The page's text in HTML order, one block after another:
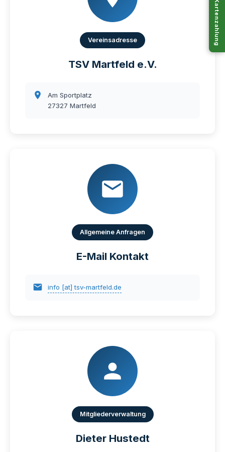
Vereinsadresse
TSV Martfeld e.V.
Am Sportplatz
27327 Martfeld
Allgemeine Anfragen
E-Mail Kontakt
info [at] tsv-martfeld.de
Mitgliederverwaltung
Dieter Hustedt
Kartenzahlung